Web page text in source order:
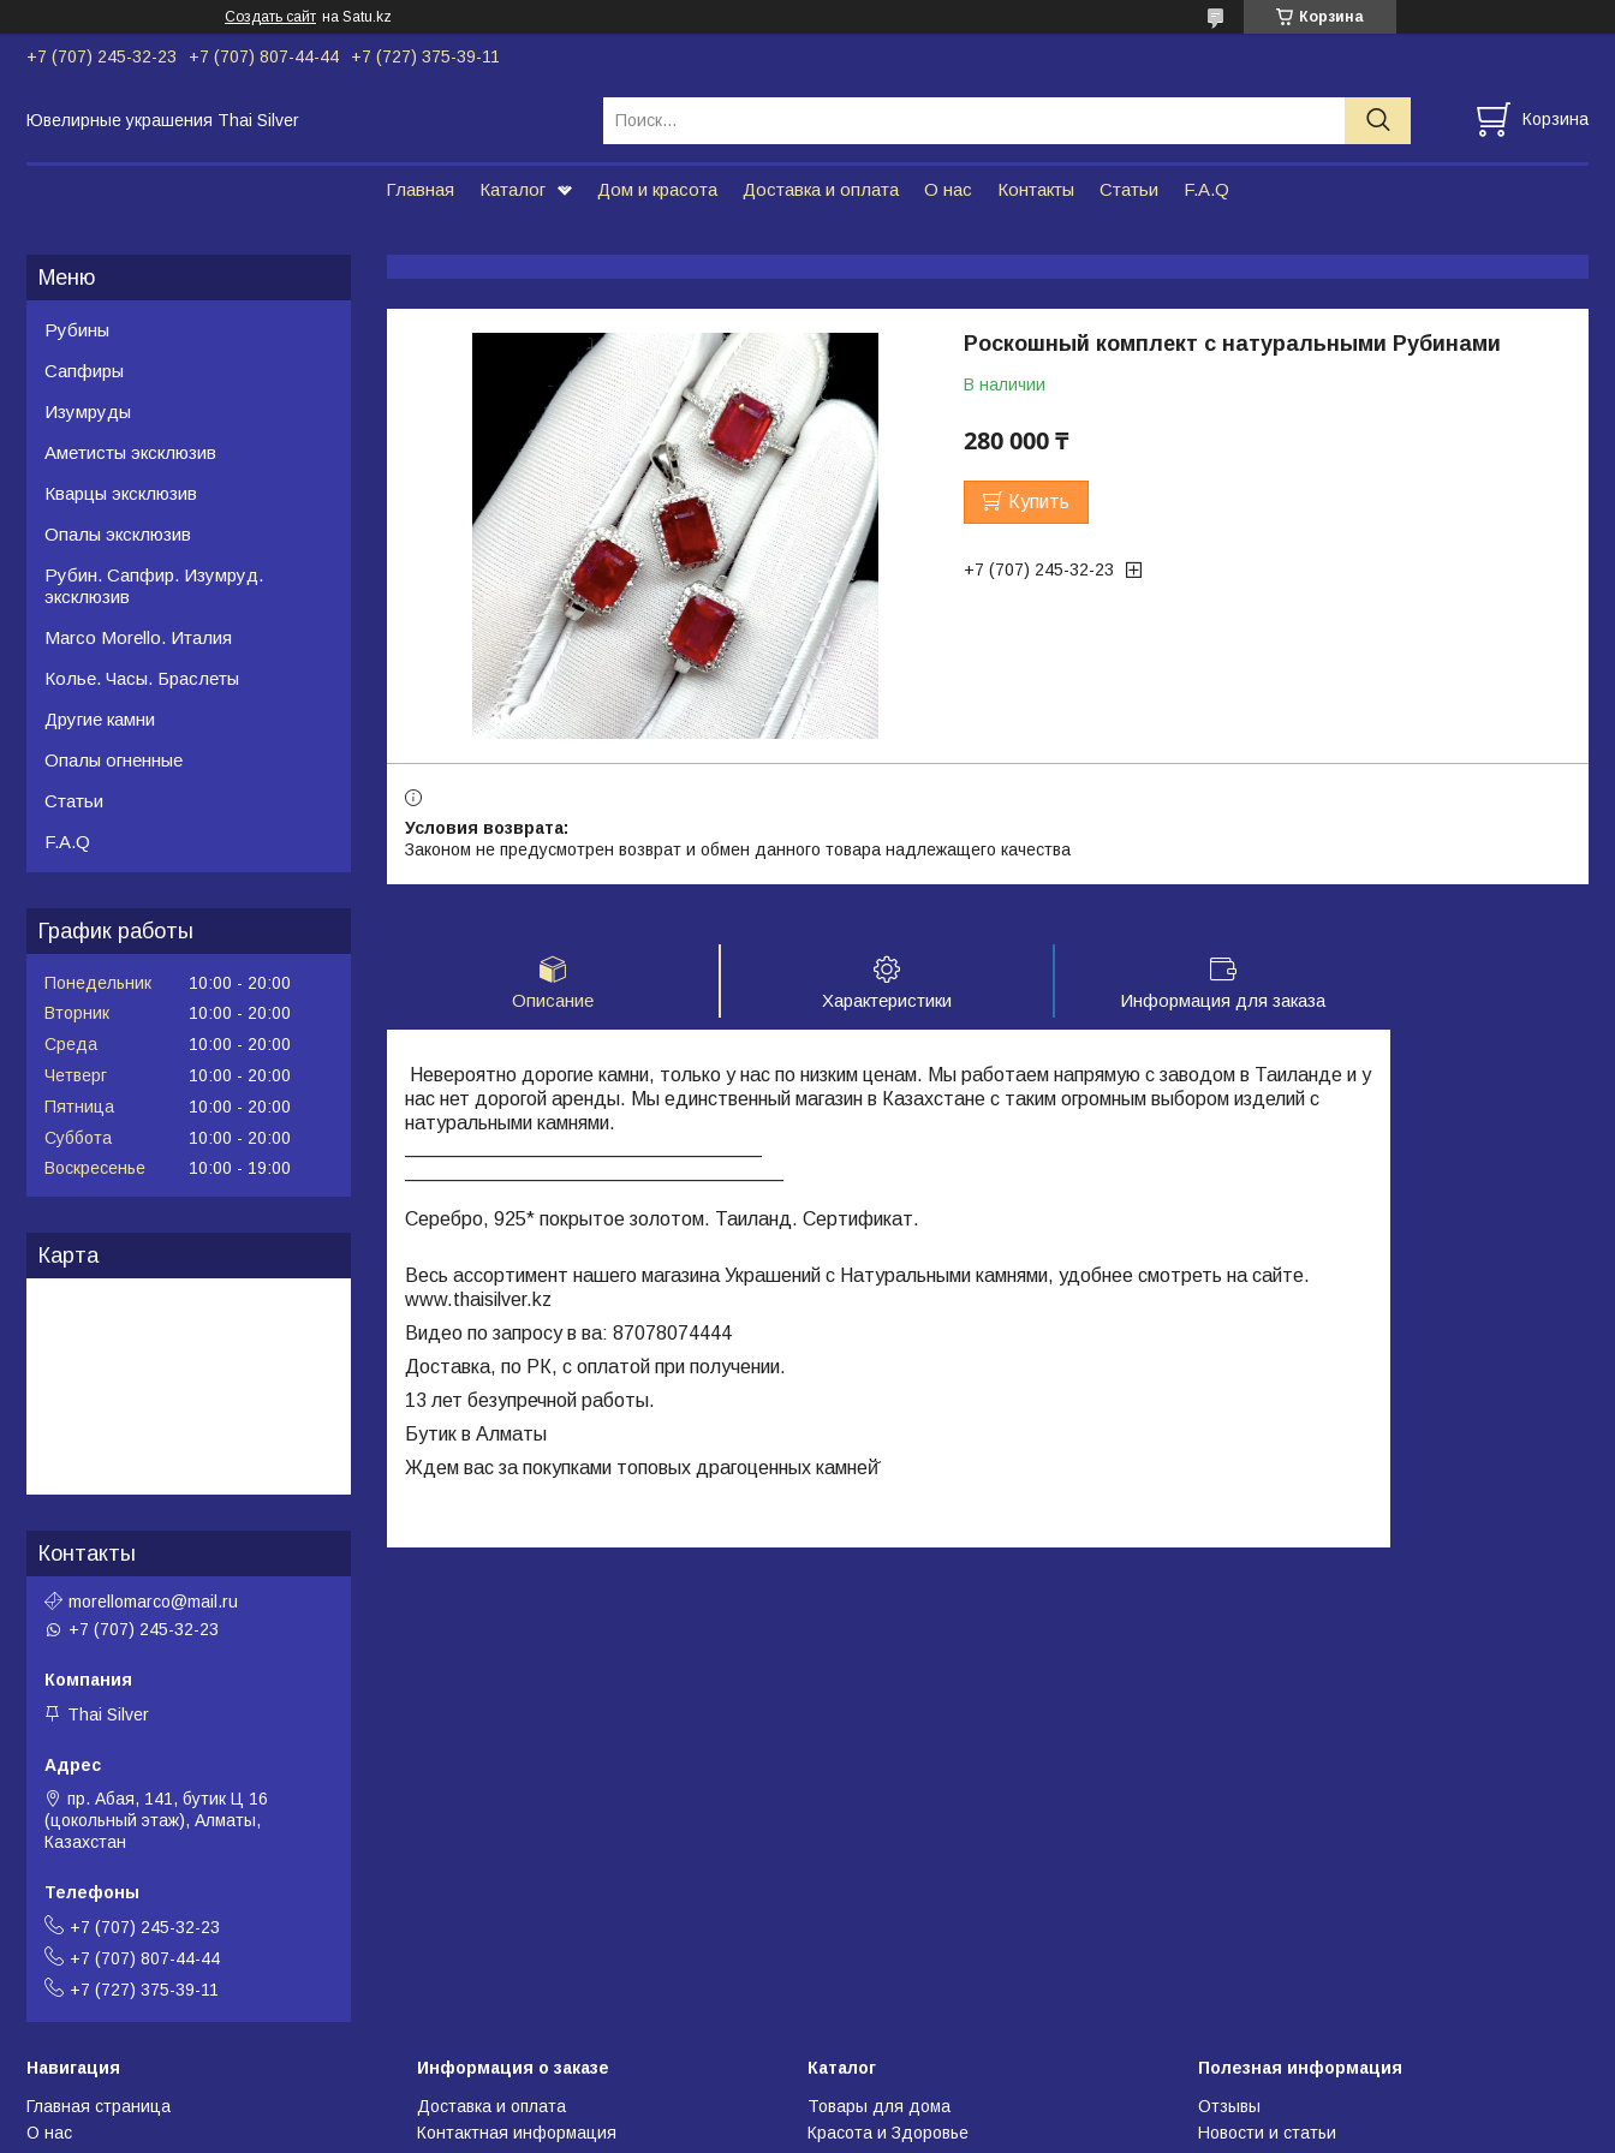
Создать сайт на Satu.kz Корзина
+7 (707) 245-32-23 +7 (707) 807-44-44 +7 (727) 375-39-11
Ювелирные украшения Thai Silver Корзина
Главная Каталог Дом и красота Доставка и оплата О нас Контакты Статьи F.A.Q
Роскошный комплект с натуральными Рубинами
В наличии
280 000 ₸
Купить
+7 (707) 245-32-23
Законом не предусмотрен возврат и обмен данного товара надлежащего качества
Описание Характеристики Информация для заказа
Невероятно дорогие камни, только у нас по низким ценам. Мы работаем напрямую с заводом в Таиланде и у
нас нет дорогой аренды. Мы единственный магазин в Казахстане с таким огромным выбором изделий с
натуральными камнями.
Серебро, 925* покрытое золотом. Таиланд. Сертификат.
Весь ассортимент нашего магазина Украшений с Натуральными камнями, удобнее смотреть на сайте.
www.thaisilver.kz
Видео по запросу в ва: 87078074444
Доставка, по РК, с оплатой при получении.
13 лет безупречной работы.
Бутик в Алматы
Ждем вас за покупками топовых драгоценных камней̆
Рубины
Сапфиры
Изумруды
Аметисты эксклюзив
Кварцы эксклюзив
Опалы эксклюзив
Рубин. Сапфир. Изумруд.
эксклюзив
Marco Morello. Италия
Колье. Часы. Браслеты
Другие камни
Опалы огненные
Статьи
F.A.Q
График работы
Понедельник 10:00
20:00
Вторник
10:00
20:00
Среда
10:00
20:00
Четверг
10:00
20:00
Пятница
10:00
20:00
Суббота
10:00
20:00
Воскресенье
10:00 19:00
Карта
Контакты
morellomarco@mail.ru
+7 (707) 245-32-23
Thai Silver
пр. Абая, 141, бутик Ц 16
(цокольный этаж), Алматы,
Казахстан
+7 (707) 245-32-23
+7 (707) 807-44-44
+7 (727) 375-39-11
Навигация
Главная страница
О нас
Информация о заказе
Доставка и оплата
Контактная информация
Каталог
Товары для дома
Красота и Здоровье
Полезная информация
Отзывы
Новости и статьи